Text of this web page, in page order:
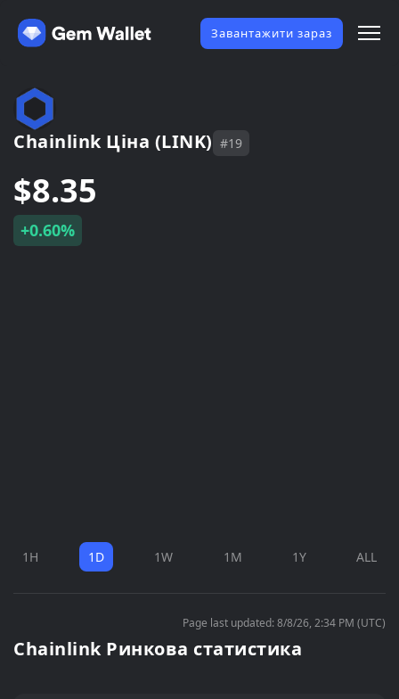
Завантажити зараз
Chainlink Ціна (LINK) #19
$8.35
+0.60%
1H 1D 1W 1M 1Y ALL
Page last updated: 8/8/26, 2:34 PM (UTC)
Chainlink Ринкова статистика